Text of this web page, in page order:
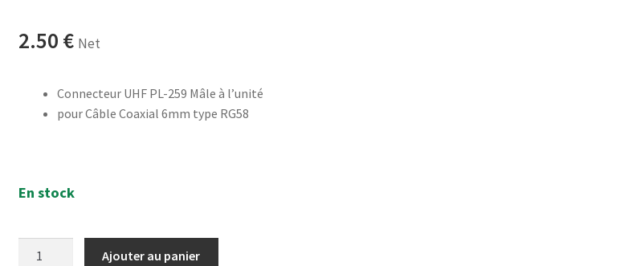
2.50 € Net
Connecteur UHF PL-259 Mâle à l’unité
pour Câble Coaxial 6mm type RG58
En stock
Ajouter au panier